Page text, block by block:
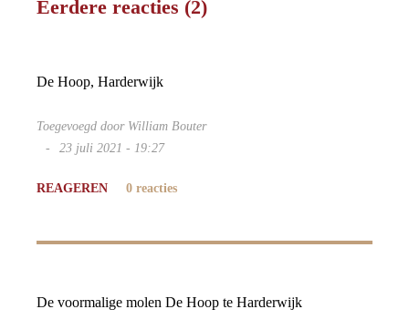
Eerdere reacties (2)
De Hoop, Harderwijk
Toegevoegd door William Bouter
23 juli 2021 - 19:27
REAGEREN 0 reacties
De voormalige molen De Hoop te Harderwijk